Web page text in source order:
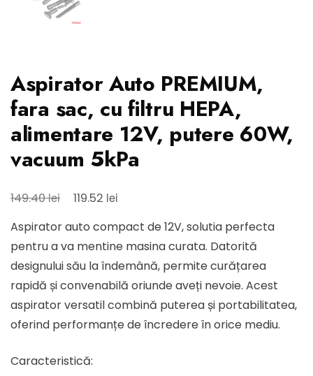
Aspirator Auto PREMIUM,
fara sac, cu filtru HEPA,
alimentare 12V, putere 60W,
vacuum 5kPa
149.40lei
Prețul
a
fost:
149.40 lei.
119.52 lei
este:
119.52 lei.
Aspirator auto compact de 12V, solutia perfecta
pentru a va mentine masina curata. Datorită
designului său la îndemână, permite curățarea
rapidă și convenabilă oriunde aveți nevoie. Acest
aspirator versatil combină puterea și portabilitatea,
oferind performanțe de încredere în orice mediu.
Caracteristică: